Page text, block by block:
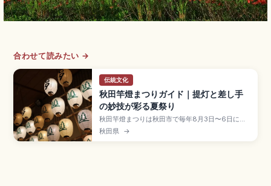
合わせて読みたい →
伝統文化
秋田竿燈まつりガイド｜提灯と差し手
の妙技が彩る夏祭り
秋田竿燈まつりは秋田市で毎年8月3日〜6日に開
催される東北三大祭で、国の重要無形民俗文化財
に指定された五穀豊穣・無病息災を祈る伝統行
秋田県 →